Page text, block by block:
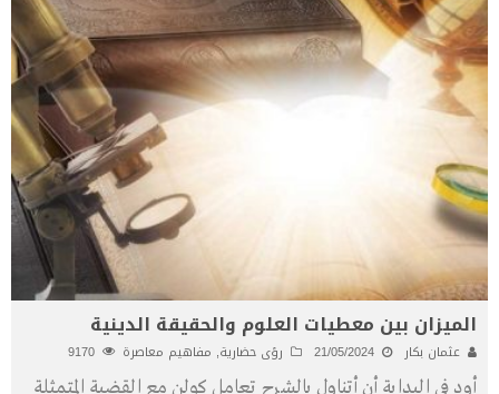
الميزان بين معطيات العلوم والحقيقة الدينية
عثمان بكار 21/05/2024 رؤى حضارية, مفاهيم معاصرة
أود في البداية أن أتناول بالشرح تعامل كولن مع القضية المتمثلة